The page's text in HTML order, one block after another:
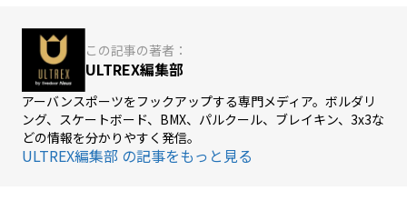
この記事の著者：
ULTREX編集部
アーバンスポーツをフックアップする専門メディア。ボルダリ
ング、スケートボード、BMX、パルクール、ブレイキン、3x3な
どの情報を分かりやすく発信。
ULTREX編集部 の記事をもっと見る